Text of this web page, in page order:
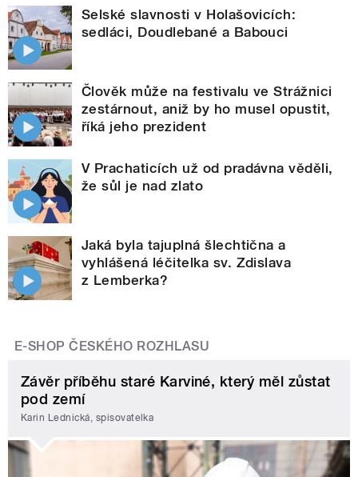
Selské slavnosti v Holašovicích:
sedláci, Doudlebané a Babouci
Člověk může na festivalu ve Strážnici
zestárnout, aniž by ho musel opustit,
říká jeho prezident
V Prachaticích už od pradávna věděli,
že sůl je nad zlato
Jaká byla tajuplná šlechtična a
vyhlášená léčitelka sv. Zdislava
z Lemberka?
E-SHOP ČESKÉHO ROZHLASU
Závěr příběhu staré Karviné, který měl zůstat
pod zemí
Karin Lednická, spisovatelka